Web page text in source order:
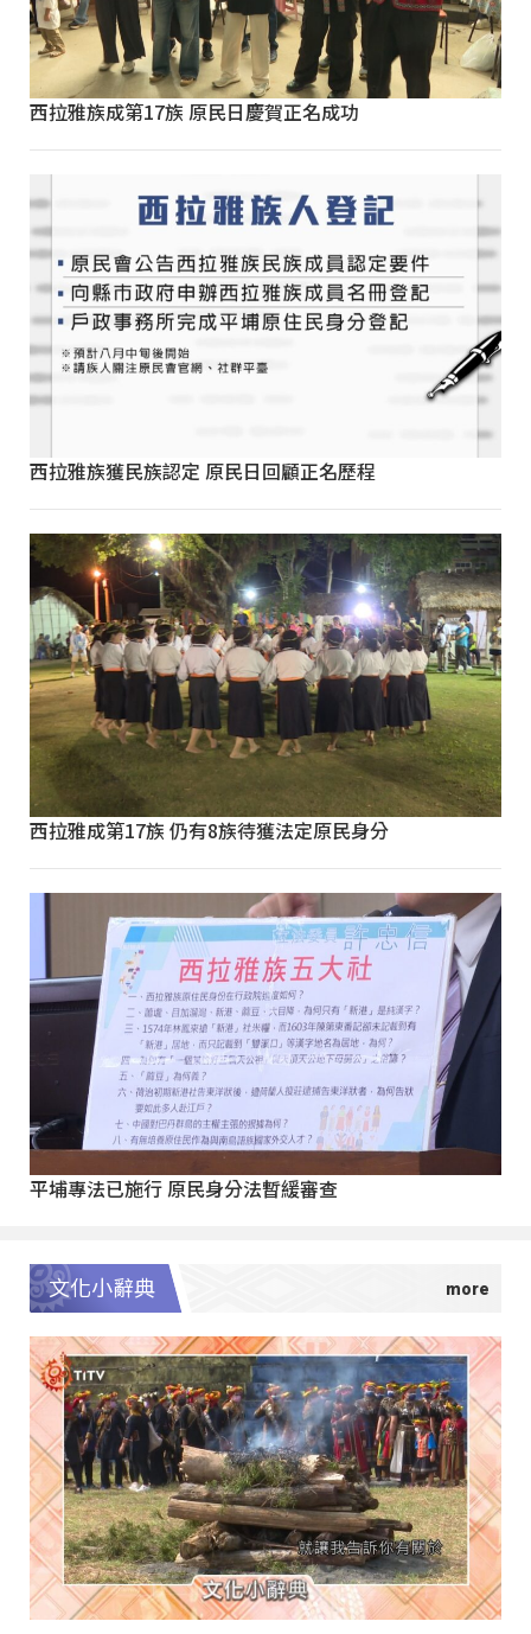
西拉雅族成第17族 原民日慶賀正名成功
西拉雅族獲民族認定 原民日回顧正名歷程
西拉雅成第17族 仍有8族待獲法定原民身分
平埔專法已施行 原民身分法暫緩審查
文化小辭典